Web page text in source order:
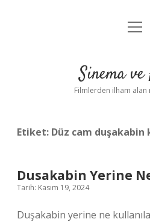
Gizlilik
Yasal
Sinema
Filmlerden ilham alan
Etiket: Düz cam duşakabin
Dusakabin Yerine
Tarih: Kasım 19, 2024
Duşakabin yerine ne